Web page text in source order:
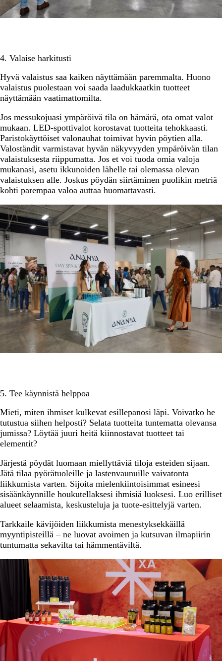
4. Valaise harkitusti
Hyvä valaistus saa kaiken näyttämään paremmalta. Huono
valaistus puolestaan voi saada laadukkaatkin tuotteet
näyttämään vaatimattomilta.
Jos messukojuasi ympäröivä tila on hämärä, ota omat valot
mukaan. LED-spottivalot korostavat tuotteita tehokkaasti.
Paristokäyttöiset valonauhat toimivat hyvin pöytien alla.
Valoständit varmistavat hyvän näkyvyyden ympäröivän tilan
valaistuksesta riippumatta. Jos et voi tuoda omia valoja
mukanasi, asetu ikkunoiden lähelle tai olemassa olevan
valaistuksen alle. Joskus pöydän siirtäminen puolikin metriä
kohti parempaa valoa auttaa huomattavasti.
5. Tee käynnistä helppoa
Mieti, miten ihmiset kulkevat esillepanosi läpi. Voivatko he
tutustua siihen helposti? Selata tuotteita tuntematta olevansa
jumissa? Löytää juuri heitä kiinnostavat tuotteet tai
elementit?
Järjestä pöydät luomaan miellyttäviä tiloja esteiden sijaan.
Jätä tilaa pyörätuoleille ja lastenvaunuille vaivatonta
liikkumista varten. Sijoita mielenkiintoisimmat esineesi
sisäänkäynnille houkutellaksesi ihmisiä luoksesi. Luo erilliset
alueet selaamista, keskusteluja ja tuote-esittelyjä varten.
Tarkkaile kävijöiden liikkumista menestyksekkäillä
myyntipisteillä – ne luovat avoimen ja kutsuvan ilmapiirin
tuntumatta sekavilta tai hämmentäviltä.